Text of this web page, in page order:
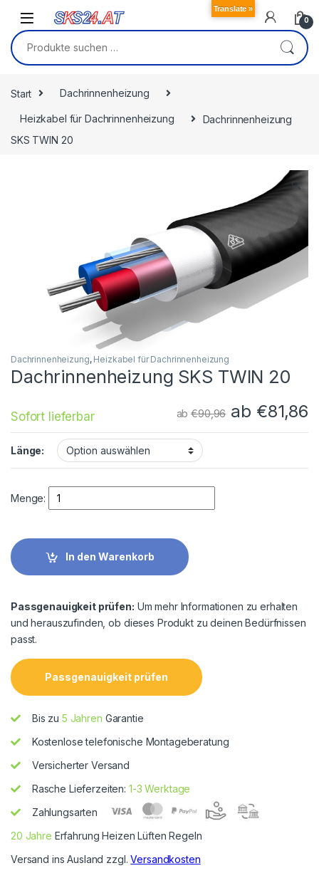
0
Suchen nach:
Start Dachrinnenheizung
Heizkabel für Dachrinnenheizung
Dachrinnenheizung
SKS TWIN 20
🔍
Dachrinnenheizung, Heizkabel für Dachrinnenheizung
Dachrinnenheizung SKS TWIN 20
Sofort lieferbar ab€90,96 ab €81,86
Länge:
Menge:
Quantity
In den Warenkorb
Passgenauigkeit prüfen: Um mehr Informationen zu erhalten
und herauszufinden, ob dieses Produkt zu deinen Bedürfnissen
passt.
Passgenauigkeit prüfen
Bis zu 5 Jahren Garantie
Kostenlose telefonische Montageberatung
Versicherter Versand
Rasche Lieferzeiten: 1-3 Werktage
Zahlungsarten
20 Jahre Erfahrung Heizen Lüften Regeln
Versand ins Ausland zzgl.Versandkosten
Translate »